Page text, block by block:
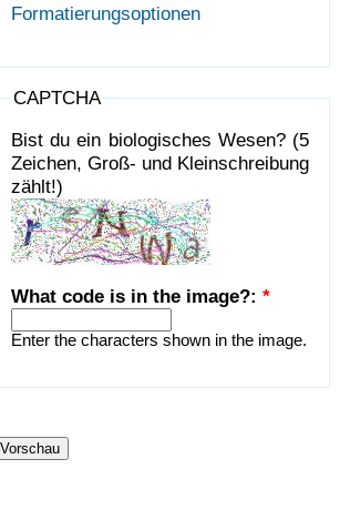
Formatierungsoptionen
CAPTCHA
Bist du ein biologisches Wesen? (5
Zeichen, Groß- und Kleinschreibung
zählt!)
What code is in the image?:*
Enter the characters shown in the image.